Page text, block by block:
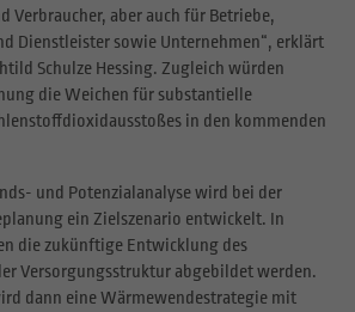
Verbraucher, aber auch für Betriebe,
Dienstleister sowie Unternehmen“, erklärt
Schulze Hessing. Zugleich würden
die Weichen für substantielle
in den kommenden
und Potenzialanalyse wird bei der
ein Zielszenario entwickelt. In
die zukünftige Entwicklung des
Versorgungsstruktur abgebildet werden.
dann eine Wärmewendestrategie mit